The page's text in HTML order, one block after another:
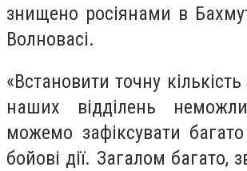
знищено росіянами в
Волновасі.
«Встановити точну
наших відділень
можемо зафіксувати
бойові дії. Загалом багато,